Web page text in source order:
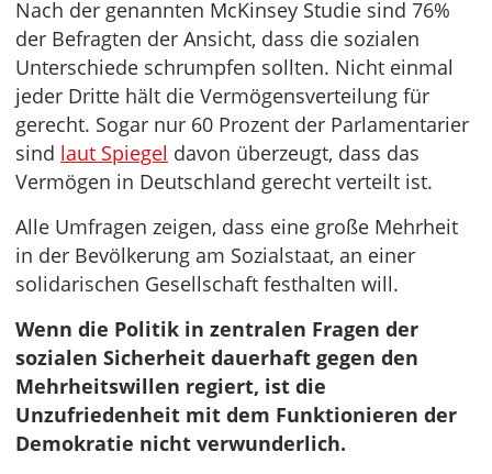
Nach der genannten McKinsey Studie sind 76%
der Befragten der Ansicht, dass die sozialen
Unterschiede schrumpfen sollten. Nicht einmal
jeder Dritte hält die Vermögensverteilung für
gerecht. Sogar nur 60 Prozent der Parlamentarier
sind laut Spiegel davon überzeugt, dass das
Vermögen in Deutschland gerecht verteilt ist.
Alle Umfragen zeigen, dass eine große Mehrheit
in der Bevölkerung am Sozialstaat, an einer
solidarischen Gesellschaft festhalten will.
Wenn die Politik in zentralen Fragen der
sozialen Sicherheit dauerhaft gegen den
Mehrheitswillen regiert, ist die
Unzufriedenheit mit dem Funktionieren der
Demokratie nicht verwunderlich.